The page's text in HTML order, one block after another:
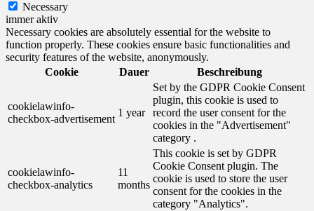
Necessary
immer aktiv
Necessary cookies are absolutely essential for the website to
function properly. These cookies ensure basic functionalities and
security features of the website, anonymously.
Cookie
Dauer Beschreibung
cookielawinfo-
checkbox-advertisement
1 year
Set by the GDPR Cookie Consent
plugin, this cookie is used to
record the user consent for the
cookies in the "Advertisement"
category .
cookielawinfo-
checkbox-analytics
11
months
This cookie is set by GDPR
Cookie Consent plugin. The
cookie is used to store the user
consent for the cookies in the
category "Analytics".